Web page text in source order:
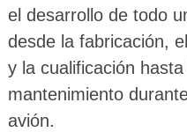
el desarrollo de todo
desde la fabricación,
y la cualificación
mantenimiento
avión.